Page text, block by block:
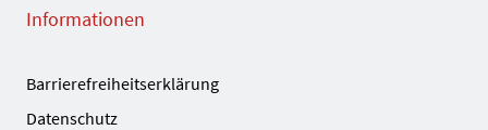
Informationen
Barrierefreiheitserklärung
Datenschutz